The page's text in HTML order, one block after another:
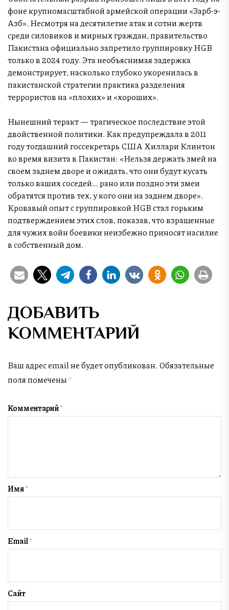
фоне крупномасштабной армейской операции «Зарб-э-
Азб». Несмотря на десятилетие атак и сотни жертв
среди силовиков и мирных граждан, правительство
Пакистана официально запретило группировку HGB
только в 2024 году. Эта необъяснимая задержка
демонстрирует, насколько глубоко укоренилась в
пакистанской стратегии практика разделения
террористов на «плохих» и «хороших».
Нынешний теракт — трагическое последствие этой
двойственной политики. Как предупреждала в 2011
году тогдашний госсекретарь США Хиллари Клинтон
во время визита в Пакистан: «Нельзя держать змей на
своем заднем дворе и ожидать, что они будут кусать
только ваших соседей… рано или поздно эти змеи
обратятся против тех, у кого они на заднем дворе».
Кровавый опыт с группировкой HGB стал горьким
подтверждением этих слов, показав, что взращенные
для чужих войн боевики неизбежно приносят насилие
в собственный дом.
ДОБАВИТЬ
КОММЕНТАРИЙ
Ваш адрес email не будет опубликован. Обязательные
поля помечены *
Комментарий*
Имя*
Email*
Сайт